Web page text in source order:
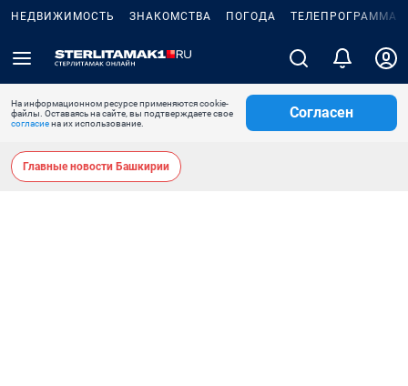
НЕДВИЖИМОСТЬ ЗНАКОМСТВА ПОГОДА ТЕЛЕПРОГРАММА
На информационном ресурсе применяются cookie-
файлы. Оставаясь на сайте, вы подтверждаете свое
согласиена их использование.
Согласен
Главные новости Башкирии